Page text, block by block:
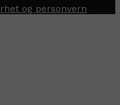
og personvern